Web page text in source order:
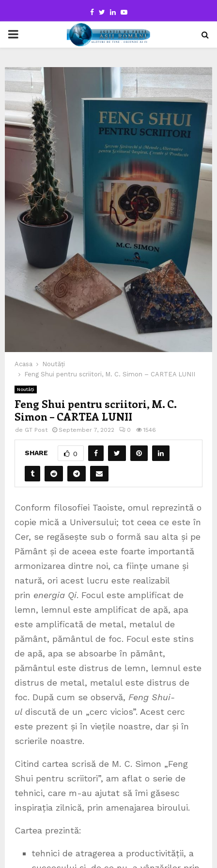
Facebook
TwitterLinkedinYoutube
PRIMARY
Acasa
Noutăți
Feng Shui pentru scriitori, M. C. Simon – CARTEA LUNII
Noutăți
Feng Shui pentru scriitori, M. C.
Simon – CARTEA LUNII
de GT Post September 7, 2022 0 1546
SHARE 0
Conform filosofiei Taoiste, omul reprezintă o
copie mică a Universului; tot ceea ce este în
Cer, se regăsește sub o formă sau alta și pe
Pământ și de aceea este foarte importantă
armonizarea dintre noi, ca ființe umane și
natură, ori acest lucru este realizabil
prin energia Qi. Focul este amplificat de
lemn, lemnul este amplificat de apă, apa
este amplificată de metal, metalul de
pământ, pământul de foc. Focul este stins
de apă, apa se absoarbe în pământ,
pământul este distrus de lemn, lemnul este
distrus de metal, metalul este distrus de
foc. După cum se observă, Feng Shui-
ul discută de un „cerc vicios”. Acest cerc
este prezent și în viețile noastre, dar și în
scrierile noastre.
Citind cartea scrisă de M. C. Simon „Feng
Shui pentru scriitori”, am aflat o serie de
tehnici, care m-au ajutat să îmi găsesc
inspirația zilnică, prin amenajarea biroului.
Cartea prezintă:
tehnici de atragerea a productivității, a